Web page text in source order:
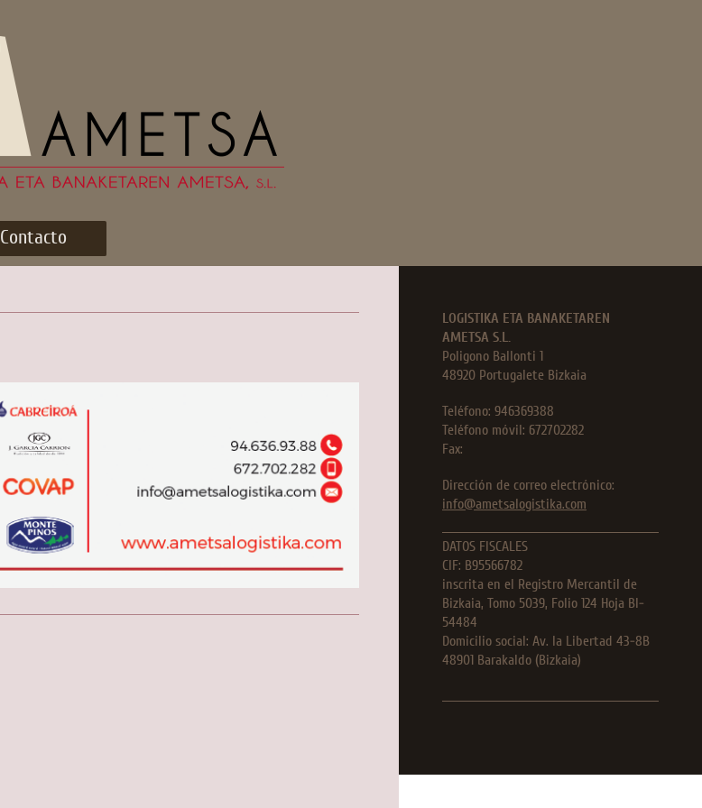
Contacto
LOGISTIKA ETA BANAKETAREN
AMETSA S.L.
Poligono Ballonti 1
48920 Portugalete Bizkaia
Teléfono: 946369388
Teléfono móvil: 672702282
Fax:
Dirección de correo electrónico:
info@ametsalogistika.com
DATOS FISCALES
CIF: B95566782
inscrita en el Registro Mercantil de
Bizkaia, Tomo 5039, Folio 124 Hoja BI-
54484
Domicilio social: Av. la Libertad 43-8B
48901 Barakaldo (Bizkaia)